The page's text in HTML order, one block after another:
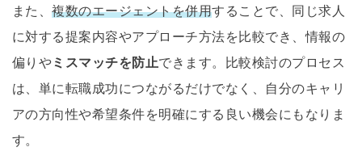
また、複数のエージェントを併用することで、同じ求人
に対する提案内容やアプローチ方法を比較でき、情報の
偏りやミスマッチを防止できます。比較検討のプロセス
は、単に転職成功につながるだけでなく、自分のキャリ
アの方向性や希望条件を明確にする良い機会にもなりま
す。